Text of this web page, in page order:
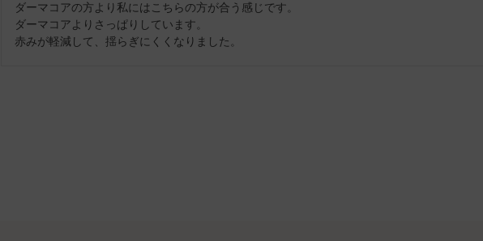
ダーマコアの方より私にはこちらの方が合う感じです。
ダーマコアよりさっぱりしています。
赤みが軽減して、揺らぎにくくなりました。